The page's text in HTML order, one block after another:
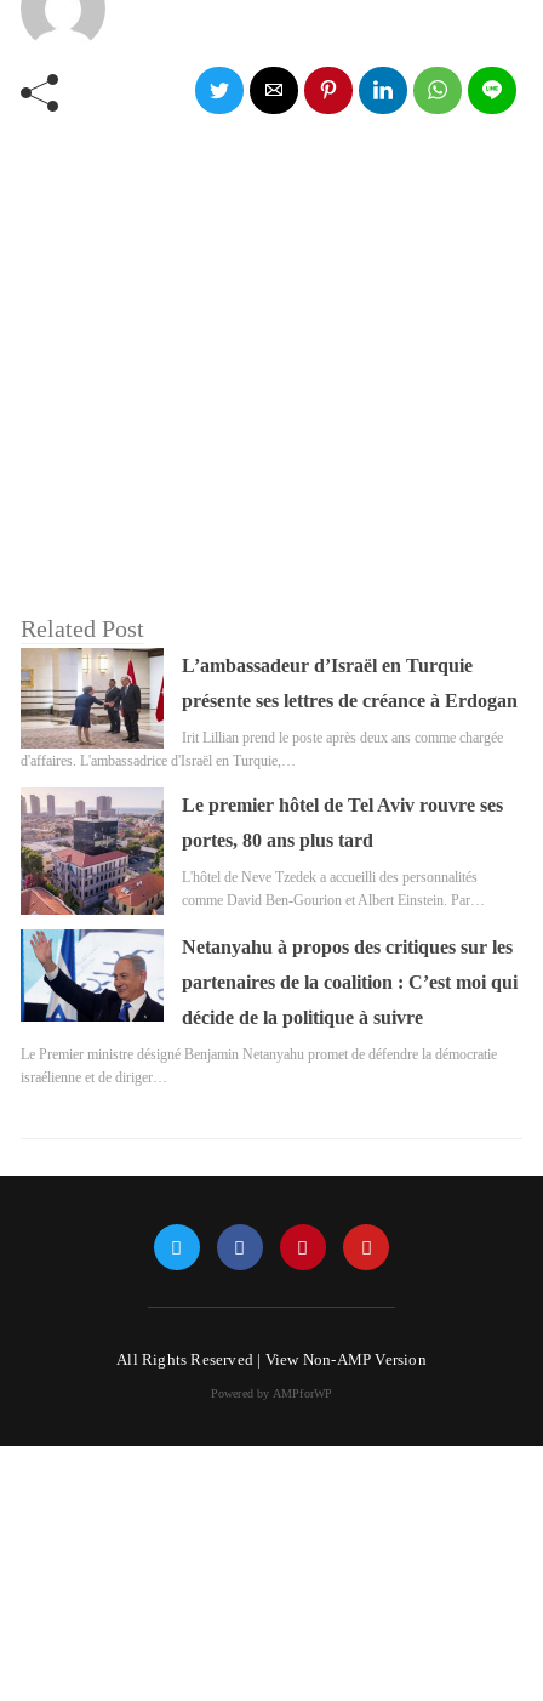
Related Post
L’ambassadeur d’Israël en Turquie
présente ses lettres de créance à Erdogan
Irit Lillian prend le poste après deux ans comme chargée
d'affaires. L'ambassadrice d'Israël en Turquie,…
Le premier hôtel de Tel Aviv rouvre ses
portes, 80 ans plus tard
L'hôtel de Neve Tzedek a accueilli des personnalités
comme David Ben-Gourion et Albert Einstein. Par…
Netanyahu à propos des critiques sur les
partenaires de la coalition : C’est moi qui
décide de la politique à suivre
Le Premier ministre désigné Benjamin Netanyahu promet de défendre la démocratie
israélienne et de diriger…
All Rights Reserved | View Non-AMP Version
Powered by AMPforWP